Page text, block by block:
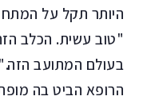
היותר תקל על
"טוב עשית. הכלב
בעולם המתועב הזה."
הרופא הביט בה